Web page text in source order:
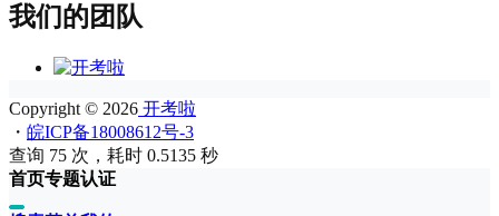
我们的团队
Copyright © 2026 开考啦
・ 皖ICP备18008612号-3
查询 75 次，耗时 0.5135 秒
首页专题认证